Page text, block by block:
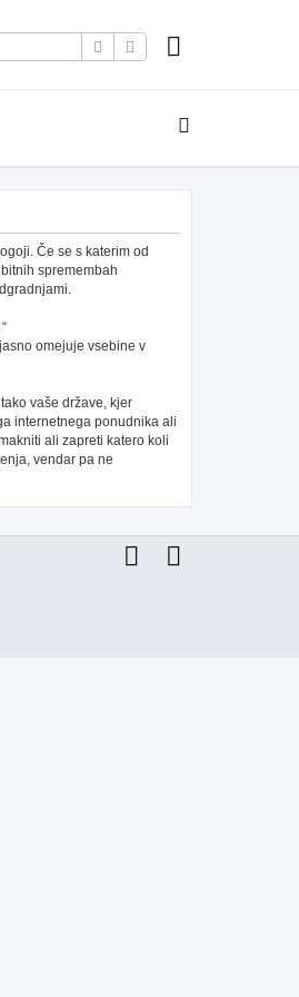
IskanjeNapredno iskanje
Če se s katerim od
spremembah
omejuje vsebine v
vaše države, kjer
internetnega ponudnika ali
ali zapreti katero koli
vendar pa ne